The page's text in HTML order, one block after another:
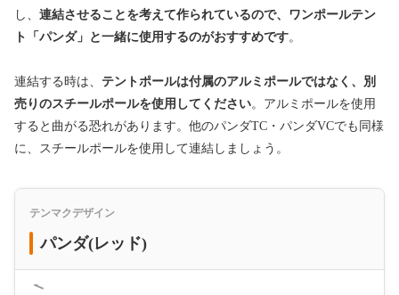
し、 連結させることを考えて作られているので、ワンポールテン
ト「パンダ」と一緒に使用するのがおすすめです。
連結する時は、 テントポールは付属のアルミポールではなく、別
売りのスチールポールを使用してください。アルミポールを使用
すると曲がる恐れがあります。他のパンダTC・パンダVCでも同様
に、スチールポールを使用して連結しましょう。
テンマクデザイン
パンダ(レッド)
＜